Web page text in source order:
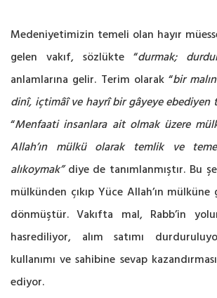
Medeniyetimizin temeli olan hayır
gelen vakıf, sözlükte “durmak;
anlamlarına gelir. Terim olarak “bir
dinî, içtimâî ve hayrî bir gâyeye ebediyen
“Menfaati insanlara ait olmak üzere
Allah’ın mülkü olarak temlik ve
alıkoymak”diye de tanımlanmıştır. Bu
mülkünden çıkıp Yüce Allah’ın mülküne
dönmüştür. Vakıfta mal, Rabb’in
hasrediliyor, alım satımı
kullanımı ve sahibine sevap
ediyor.